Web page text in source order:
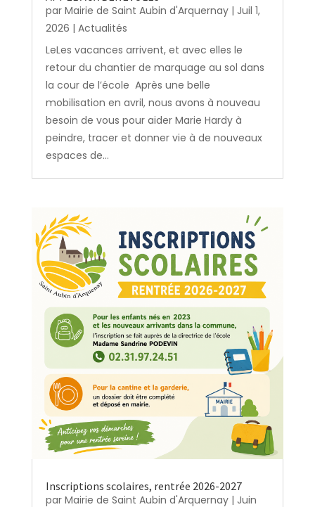
par Mairie de Saint Aubin d'Arquernay| Juil 1,
2026 | Actualités
LeLes vacances arrivent, et avec elles le
retour du chantier de marquage au sol dans
la cour de l’école Après une belle
mobilisation en avril, nous avons à nouveau
besoin de vous pour aider Marie Hardy à
peindre, tracer et donner vie à de nouveaux
espaces de...
Inscriptions scolaires, rentrée 2026-2027
par Mairie de Saint Aubin d'Arquernay| Juin